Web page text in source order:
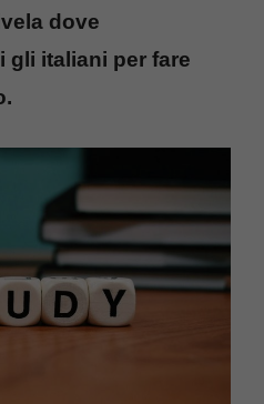
dove
gli italiani per fare